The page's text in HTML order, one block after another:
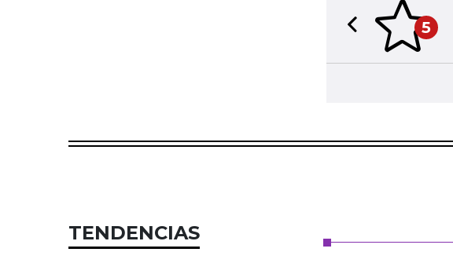
5
Previous slide
TENDENCIAS